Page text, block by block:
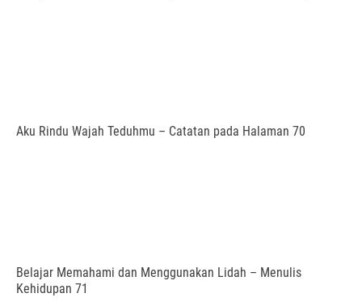
Aku Rindu Wajah Teduhmu – Catatan pada Halaman 70
Belajar Memahami dan Menggunakan Lidah – Menulis
Kehidupan 71